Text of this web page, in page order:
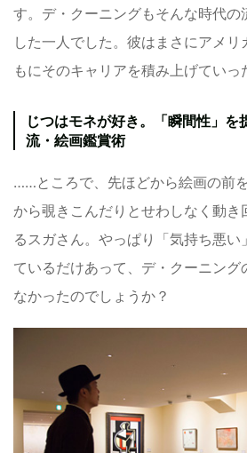
す。デ・クーニングもそんな時代の
した一人でした。彼はまさにアメリ
もにそのキャリアを積み上げていっ
じつはモネが好き。「瞬間性」を
流・絵画鑑賞術
……ところで、先ほどから絵画の前
から覗きこんだりとせわしなく動き
るスガさん。やっぱり「気持ち悪い
ているだけあって、デ・クーニング
なかったのでしょうか？